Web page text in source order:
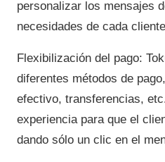
personalizar los mensajes
necesidades de cada
Flexibilización del pago:
diferentes métodos de
efectivo, transferencias,
experiencia para que el
dando sólo un clic en el